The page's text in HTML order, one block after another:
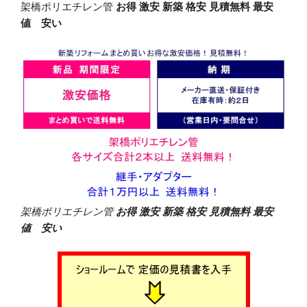
架橋ポリエチレン管 お得 激安 新築 格安 見積無料 最安
値 安い
架橋ポリエチレン管お得 激安 新築 格安 見積無料 最安
値 安い